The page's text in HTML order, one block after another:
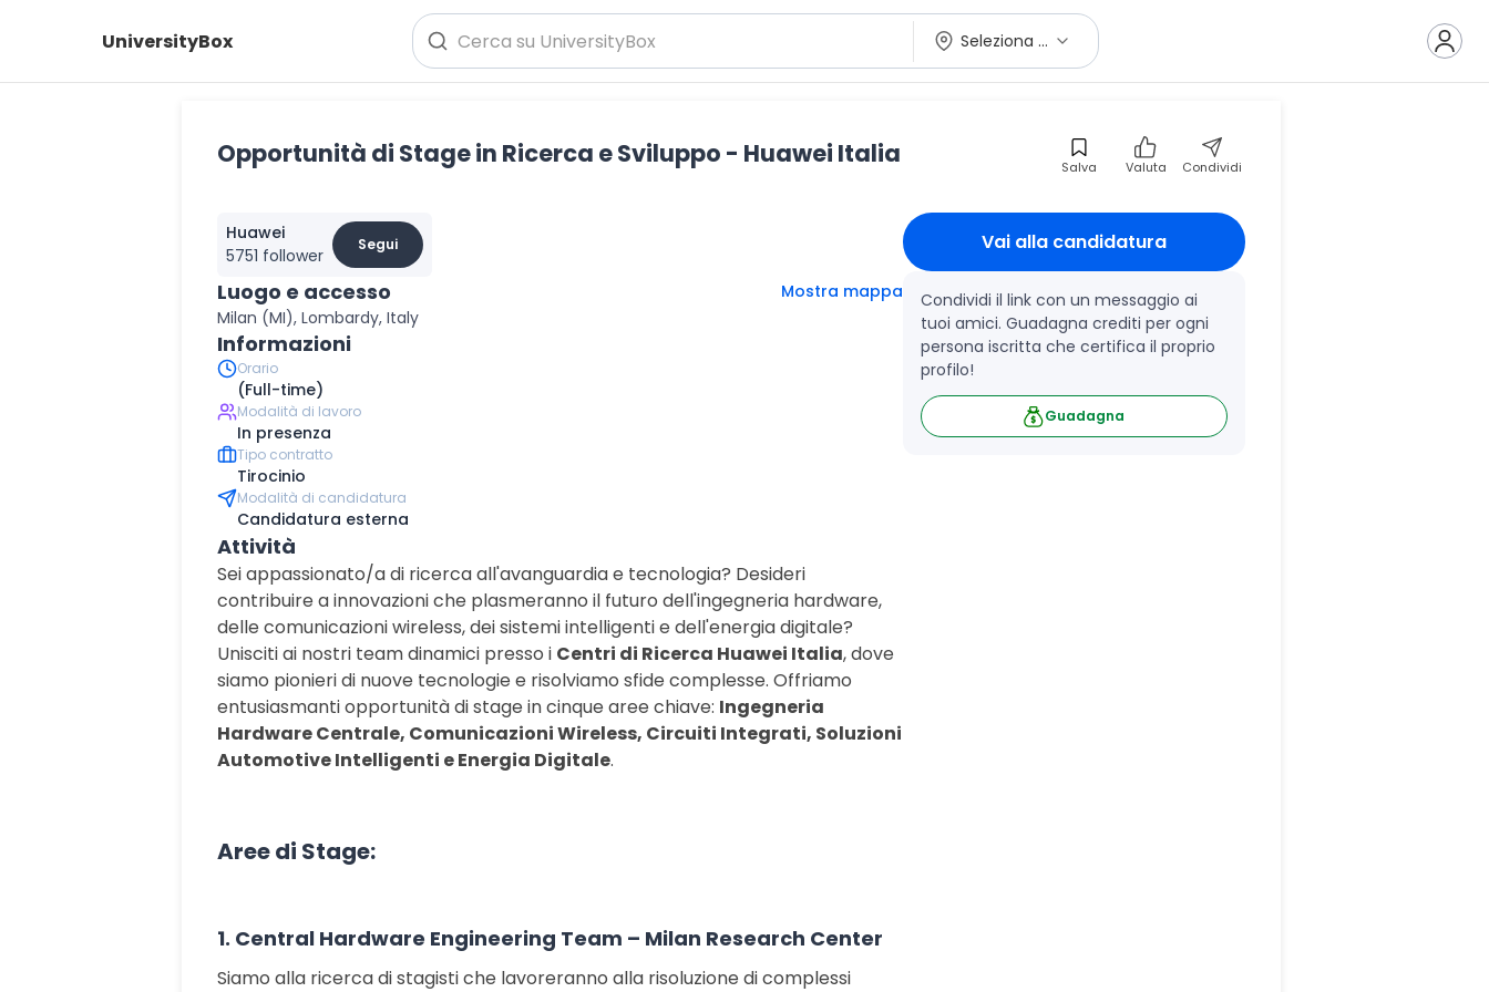
UniversityBox Seleziona città
Opportunità di Stage in Ricerca e Sviluppo - Huawei Italia Salva Valuta Condividi
Huawei
5751 follower
Segui
Luogo e accesso
Mostra mappa
Milan (MI), Lombardy, Italy
Informazioni
Orario
(Full-time)
Modalità di lavoro
In presenza
Tipo contratto
Tirocinio
Modalità di candidatura
Candidatura esterna
Attività
Sei appassionato/a di ricerca all'avanguardia e tecnologia? Desideri
contribuire a innovazioni che plasmeranno il futuro dell'ingegneria hardware,
delle comunicazioni wireless, dei sistemi intelligenti e dell'energia digitale?
Unisciti ai nostri team dinamici presso i Centri di Ricerca Huawei Italia, dove
siamo pionieri di nuove tecnologie e risolviamo sfide complesse. Offriamo
entusiasmanti opportunità di stage in cinque aree chiave: Ingegneria
Hardware Centrale, Comunicazioni Wireless, Circuiti Integrati, Soluzioni
Automotive Intelligenti e Energia Digitale.
Aree di Stage:
1. Central Hardware Engineering Team – Milan Research Center
Siamo alla ricerca di stagisti che lavoreranno alla risoluzione di complessi
Vai alla candidatura
Condividi il link con un messaggio ai
tuoi amici. Guadagna crediti per ogni
persona iscritta che certifica il proprio
profilo!
Guadagna